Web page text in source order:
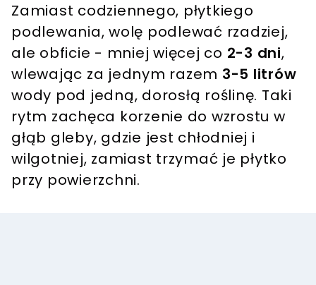
Zamiast codziennego, płytkiego
podlewania, wolę podlewać rzadziej,
ale obficie - mniej więcej co 2-3 dni,
wlewając za jednym razem 3-5 litrów
wody pod jedną, dorosłą roślinę. Taki
rytm zachęca korzenie do wzrostu w
głąb gleby, gdzie jest chłodniej i
wilgotniej, zamiast trzymać je płytko
przy powierzchni.